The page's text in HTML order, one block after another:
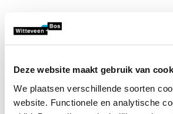
Deze website maakt gebruik van
We plaatsen verschillende soorten
website. Functionele en analytische